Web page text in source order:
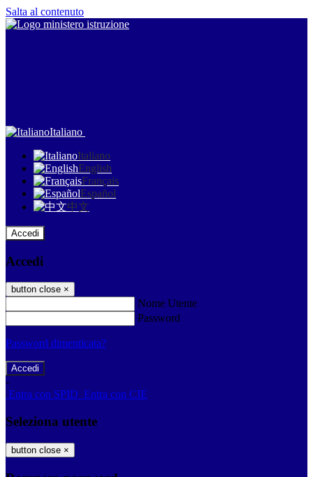
Salta al contenuto
Italiano
Italiano
English
Français
Español
中文
Accedi
Accedi
button close ×
Nome Utente
Password
Password dimenticata?
-
Entra con SPID Entra con CIE
Seleziona utente
button close ×